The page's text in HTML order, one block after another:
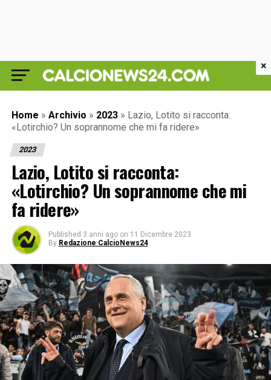
Home » Archivio » 2023 » Lazio, Lotito si racconta:
«Lotirchio? Un soprannome che mi fa ridere»
2023
Lazio, Lotito si racconta:
«Lotirchio? Un soprannome che mi
fa ridere»
Published 3 anni ago on 11 Dicembre 2023
By Redazione CalcioNews24
×